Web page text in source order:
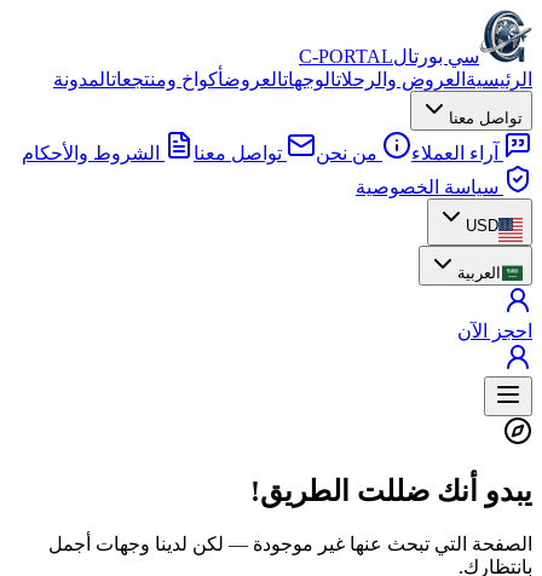
سي بورتالC-PORTAL
الرئيسية العروض والرحلاتالوجهاتالعروضأكواخ ومنتجعاتالمدونة
تواصل معنا
آراء العملاء من نحن تواصل معنا
الشروط والأحكام
سياسة الخصوصية
USD
العربية
احجز الآن
يبدو أنك ضللت الطريق!
الصفحة التي تبحث عنها غير موجودة — لكن لدينا وجهات أجمل
بانتظارك.